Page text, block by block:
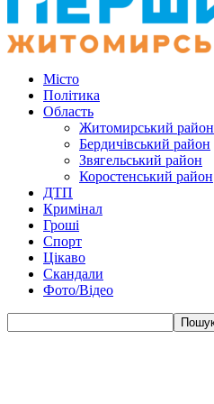
Місто
Політика
Область
Житомирський район
Бердичівський район
Звягельський район
Коростенський район
ДТП
Кримінал
Гроші
Спорт
Цікаво
Скандали
Фото/Відео